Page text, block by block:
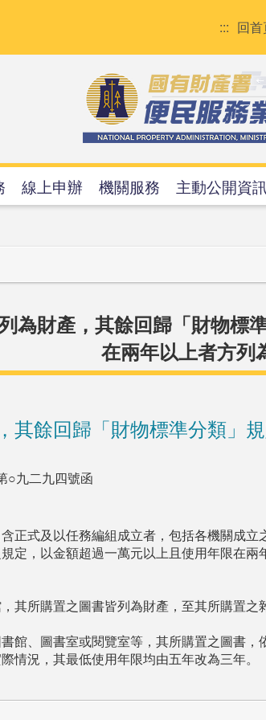
::: 回
線上申辦 機關服務 主動公開資
為財產，其餘回歸「財物標
在兩年以上者方列
其餘回歸「財物標準分類」
○九二九四號函
正式及以任務編組成立者，包括各機關成
定，以金額超過一萬元以上且使用年限在兩
其所購置之圖書皆列為財產，至其所購置
館、圖書室或閱覽室等，其所購置之圖書，
情況，其最低使用年限均由五年改為三年。